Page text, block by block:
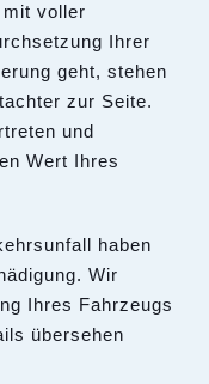
voller
Ihrer
geht, stehen
zur Seite.
und
Wert Ihres
haben
Wir
Ihres Fahrzeugs
übersehen